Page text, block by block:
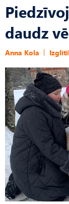
daudz
Anna Kola